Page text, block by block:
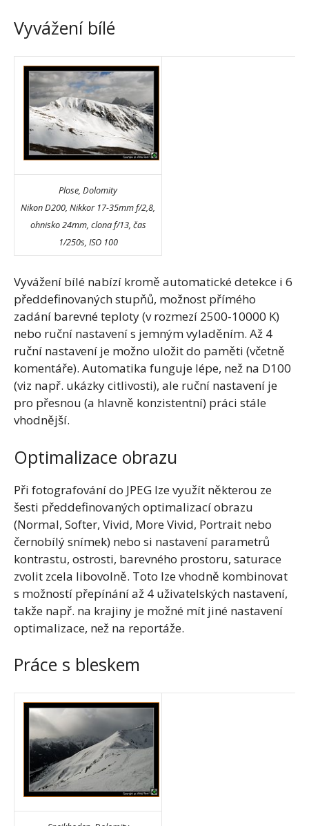
Vyvážení bílé
Plose, Dolomity
Nikon D200, Nikkor 17-35mm f/2,8,
ohnisko 24mm, clona f/13, čas
1/250s, ISO 100
Vyvážení bílé nabízí kromě automatické detekce i 6
předdefinovaných stupňů, možnost přímého
zadání barevné teploty (v rozmezí 2500-10000 K)
nebo ruční nastavení s jemným vyladěním. Až 4
ruční nastavení je možno uložit do paměti (včetně
komentáře). Automatika funguje lépe, než na D100
(viz např. ukázky citlivosti), ale ruční nastavení je
pro přesnou (a hlavně konzistentní) práci stále
vhodnější.
Optimalizace obrazu
Při fotografování do JPEG lze využít některou ze
šesti předdefinovaných optimalizací obrazu
(Normal, Softer, Vivid, More Vivid, Portrait nebo
černobílý snímek) nebo si nastavení parametrů
kontrastu, ostrosti, barevného prostoru, saturace
zvolit zcela libovolně. Toto lze vhodně kombinovat
s možností přepínání až 4 uživatelských nastavení,
takže např. na krajiny je možné mít jiné nastavení
optimalizace, než na reportáže.
Práce s bleskem